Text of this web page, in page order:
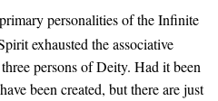
personalities of the Infinite
exhausted the associative
persons of Deity. Had it been
been created, but there are just